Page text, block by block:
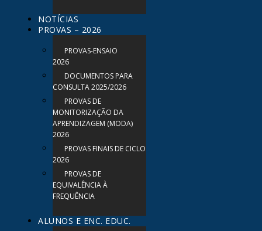
NOTÍCIAS
PROVAS – 2026
PROVAS-ENSAIO
2026
DOCUMENTOS PARA
CONSULTA 2025/2026
PROVAS DE
MONITORIZAÇÃO DA
APRENDIZAGEM (MODA)
2026
PROVAS FINAIS DE CICLO
2026
PROVAS DE
EQUIVALÊNCIA À
FREQUÊNCIA
ALUNOS E ENC. EDUC.